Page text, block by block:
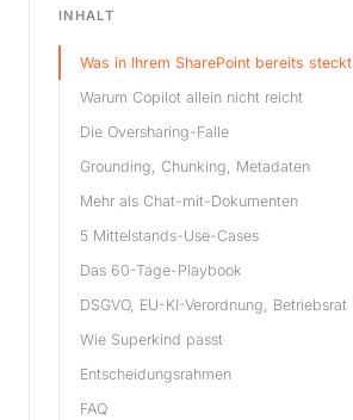
INHALT
Was in Ihrem SharePoint bereits steckt
Warum Copilot allein nicht reicht
Die Oversharing-Falle
Grounding, Chunking, Metadaten
Mehr als Chat-mit-Dokumenten
5 Mittelstands-Use-Cases
Das 60-Tage-Playbook
DSGVO, EU-KI-Verordnung, Betriebsrat
Wie Superkind passt
Entscheidungsrahmen
FAQ